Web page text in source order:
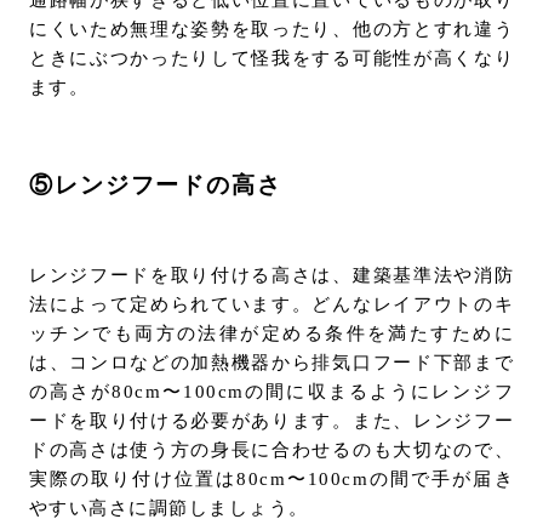
にくいため無理な姿勢を取ったり、他の方とすれ違う
ときにぶつかったりして怪我をする可能性が高くなり
ます。
⑤レンジフードの高さ
レンジフードを取り付ける高さは、建築基準法や消防
法によって定められています。どんなレイアウトのキ
ッチンでも両方の法律が定める条件を満たすために
は、コンロなどの加熱機器から排気口フード下部まで
の高さが80cm〜100cmの間に収まるようにレンジフ
ードを取り付ける必要があります。また、レンジフー
ドの高さは使う方の身長に合わせるのも大切なので、
実際の取り付け位置は80cm〜100cmの間で手が届き
やすい高さに調節しましょう。